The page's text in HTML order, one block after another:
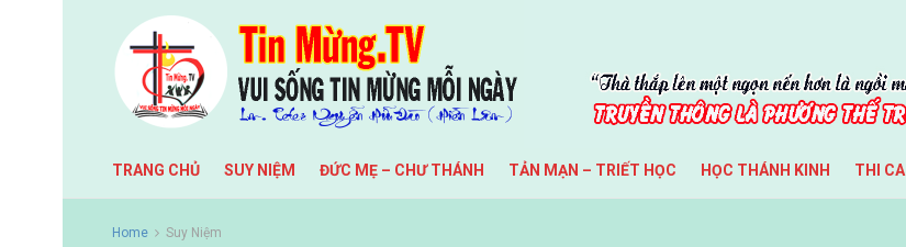
TRANG CHỦ SUY NIỆM ĐỨC MẸ – CHƯ THÁNH TẢN MẠN – TRIẾT HỌC HỌC THÁNH KINH THI CA
Home Suy Niệm